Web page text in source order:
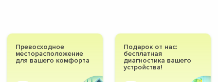
Превосходное
месторасположение
для вашего комфорта
Подарок от нас:
бесплатная
диагностика вашего
устройства!